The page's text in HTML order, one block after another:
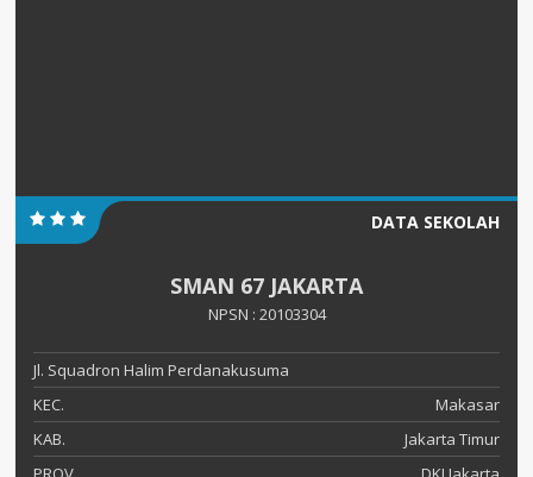
DATA SEKOLAH
SMAN 67 JAKARTA
NPSN : 20103304
Jl. Squadron Halim Perdanakusuma
KEC.
Makasar
KAB.
Jakarta Timur